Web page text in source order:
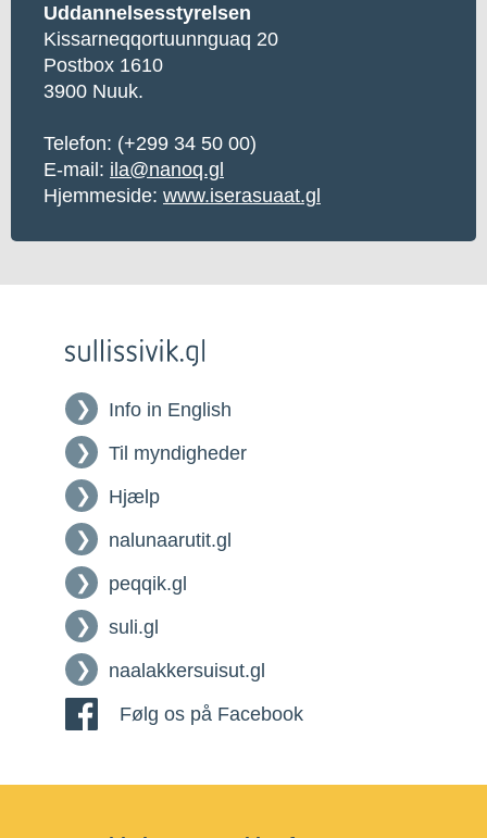
Uddannelsesstyrelsen
Kissarneqqortuunnguaq 20
Postbox 1610
3900 Nuuk.
Telefon: (+299 34 50 00)
E-mail: ila@nanoq.gl
Hjemmeside: www.iserasuaat.gl
Info in English
Til myndigheder
Hjælp
nalunaarutit.gl
peqqik.gl
suli.gl
naalakkersuisut.gl
Følg os på Facebook